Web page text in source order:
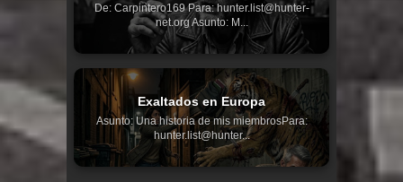
De: Carpintero169 Para: hunter.list@hunter-
net.org Asunto: M...
Exaltados en Europa
Asunto: Una historia de mis miembrosPara:
hunter.list@hunter...